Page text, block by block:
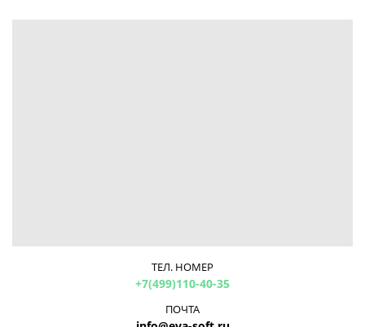
ТЕЛ. НОМЕР
+7(499)110-40-35
ПОЧТА